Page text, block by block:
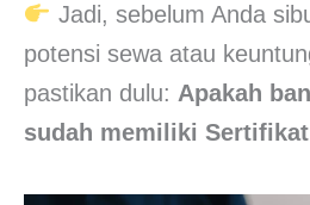
Jadi, sebelum Anda
potensi sewa atau
pastikan dulu: Apakah
sudah memiliki